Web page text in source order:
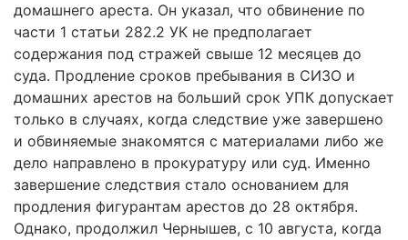
домашнего ареста. Он указал, что обвинение по
части 1 статьи 282.2 УК не предполагает
содержания под стражей свыше 12 месяцев до
суда. Продление сроков пребывания в СИЗО и
домашних арестов на больший срок УПК допускает
только в случаях, когда следствие уже завершено
и обвиняемые знакомятся с материалами либо же
дело направлено в прокуратуру или суд. Именно
завершение следствия стало основанием для
продления фигурантам арестов до 28 октября.
Однако, продолжил Чернышев, с 10 августа, когда